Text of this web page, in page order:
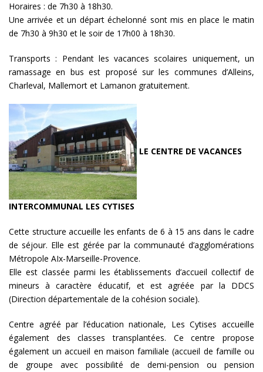
Horaires : de 7h30 à 18h30.
Une arrivée et un départ échelonné sont mis en place le matin
de 7h30 à 9h30 et le soir de 17h00 à 18h30.
Transports : Pendant les vacances scolaires uniquement, un
ramassage en bus est proposé sur les communes d’Alleins,
Charleval, Mallemort et Lamanon gratuitement.
LE CENTRE DE VACANCES
INTERCOMMUNAL LES CYTISES
Cette structure accueille les enfants de 6 à 15 ans dans le cadre
de séjour. Elle est gérée par la communauté d’agglomérations
Métropole AIx-Marseille-Provence.
Elle est classée parmi les établissements d’accueil collectif de
mineurs à caractère éducatif, et est agréée par la DDCS
(Direction départementale de la cohésion sociale).
Centre agréé par l’éducation nationale, Les Cytises accueille
également des classes transplantées. Ce centre propose
également un accueil en maison familiale (accueil de famille ou
de groupe avec possibilité de demi-pension ou pension